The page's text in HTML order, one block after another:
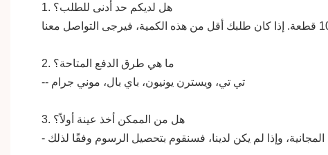
1. هل لديكم حد أدنى للطلب؟
2. ما هي طرق الدفع المتاحة؟
-- تي تي، ويسترن يونيون، باي بال، موني جرام
3. هل من الممكن أخذ عينة أولاً؟
وإذا لم يكن لدينا، فسنقوم بتحصيل